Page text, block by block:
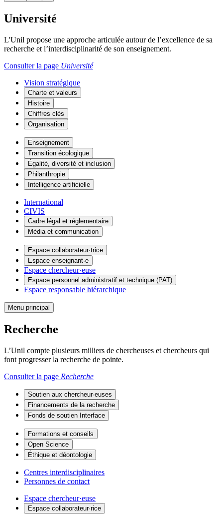
Université
L'Unil propose une approche articulée autour de l’excellence de sa
recherche et l’interdisciplinarité de son enseignement.
Consulter la page Université
Vision stratégique
Charte et valeurs
Histoire
Chiffres clés
Organisation
Enseignement
Transition écologique
Égalité, diversité et inclusion
Philanthropie
Intelligence artificielle
International
CIVIS
Cadre légal et réglementaire
Média et communication
Espace collaborateur·trice
Espace enseignant·e
Espace chercheur·euse
Espace personnel administratif et technique (PAT)
Espace responsable hiérarchique
Menu principal
Recherche
L’Unil compte plusieurs milliers de chercheuses et chercheurs qui
font progresser la recherche de pointe.
Consulter la page Recherche
Soutien aux chercheur·euses
Financements de la recherche
Fonds de soutien Interface
Formations et conseils
Open Science
Éthique et déontologie
Centres interdisciplinaires
Personnes de contact
Espace chercheur·euse
Espace collaborateur·rice